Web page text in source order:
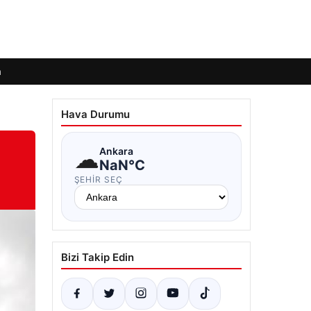
Hava Durumu
☁Ankara
NaN°C
ŞEHIR SEÇ
Bizi Takip Edin